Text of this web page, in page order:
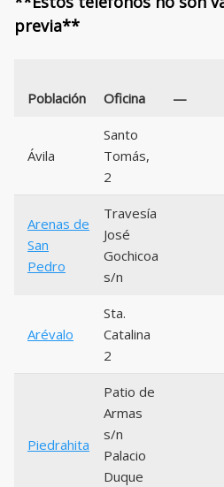
previa**
Población Oficina —
Ávila
Santo
Tomás,
2
Arenas de
San
Pedro
Travesía
José
Gochicoa
s/n
Arévalo
Sta.
Catalina
2
Piedrahita
Patio de
Armas
s/n
Palacio
Duque